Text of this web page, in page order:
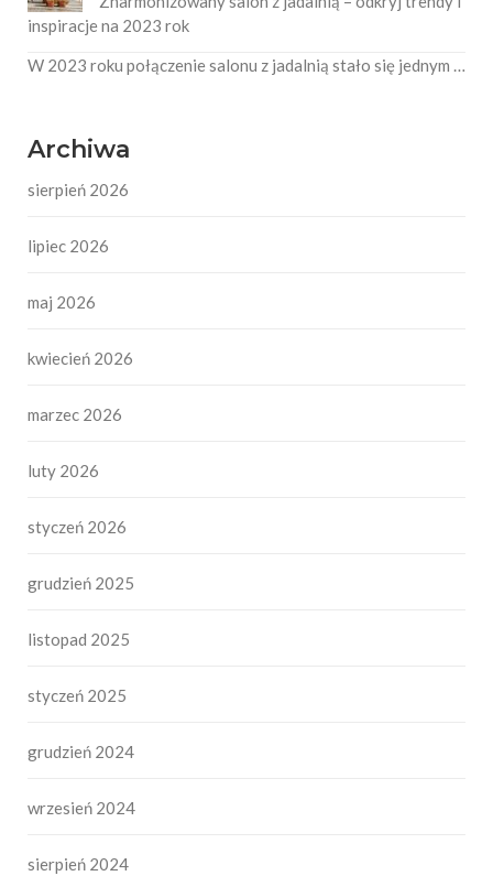
inspiracje na 2023 rok
W 2023 roku połączenie salonu z jadalnią stało się jednym …
Archiwa
sierpień 2026
lipiec 2026
maj 2026
kwiecień 2026
marzec 2026
luty 2026
styczeń 2026
grudzień 2025
listopad 2025
styczeń 2025
grudzień 2024
wrzesień 2024
sierpień 2024